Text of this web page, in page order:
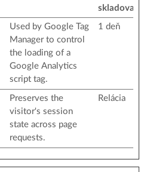
skladovania
Used by Google Tag
Manager to control
the loading of a
Google Analytics
script tag.
1 deň
Preserves the
visitor's session
state across page
requests.
Relácia